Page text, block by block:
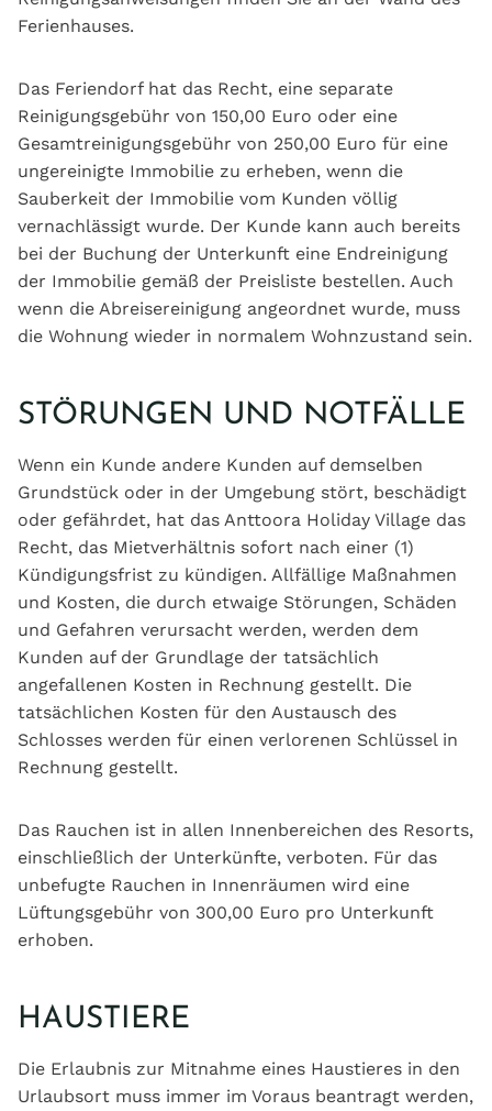
Ferienhauses.
Das Feriendorf hat das Recht, eine separate
Reinigungsgebühr von 150,00 Euro oder eine
Gesamtreinigungsgebühr von 250,00 Euro für eine
ungereinigte Immobilie zu erheben, wenn die
Sauberkeit der Immobilie vom Kunden völlig
vernachlässigt wurde. Der Kunde kann auch bereits
bei der Buchung der Unterkunft eine Endreinigung
der Immobilie gemäß der Preisliste bestellen. Auch
wenn die Abreisereinigung angeordnet wurde, muss
die Wohnung wieder in normalem Wohnzustand sein.
STÖRUNGEN UND NOTFÄLLE
Wenn ein Kunde andere Kunden auf demselben
Grundstück oder in der Umgebung stört, beschädigt
oder gefährdet, hat das Anttoora Holiday Village das
Recht, das Mietverhältnis sofort nach einer (1)
Kündigungsfrist zu kündigen. Allfällige Maßnahmen
und Kosten, die durch etwaige Störungen, Schäden
und Gefahren verursacht werden, werden dem
Kunden auf der Grundlage der tatsächlich
angefallenen Kosten in Rechnung gestellt. Die
tatsächlichen Kosten für den Austausch des
Schlosses werden für einen verlorenen Schlüssel in
Rechnung gestellt.
Das Rauchen ist in allen Innenbereichen des Resorts,
einschließlich der Unterkünfte, verboten. Für das
unbefugte Rauchen in Innenräumen wird eine
Lüftungsgebühr von 300,00 Euro pro Unterkunft
erhoben.
HAUSTIERE
Die Erlaubnis zur Mitnahme eines Haustieres in den
Urlaubsort muss immer im Voraus beantragt werden,